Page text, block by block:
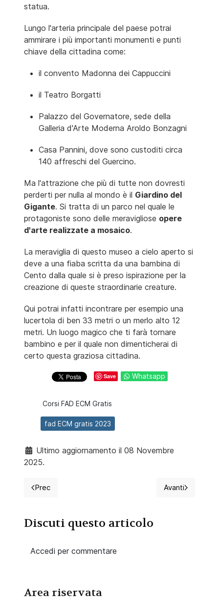
statua.
Lungo l'arteria principale del paese potrai
ammirare i più importanti monumenti e punti
chiave della cittadina come:
il convento Madonna dei Cappuccini
il Teatro Borgatti
Palazzo del Governatore, sede della
Galleria d'Arte Moderna Aroldo Bonzagni
Casa Pannini, dove sono custoditi circa
140 affreschi del Guercino.
Ma l'attrazione che più di tutte non dovresti
perderti per nulla al mondo è il Giardino del
Gigante. Si tratta di un parco nel quale le
protagoniste sono delle meravigliose opere
d'arte realizzate a mosaico.
La meraviglia di questo museo a cielo aperto si
deve a una fiaba scritta da una bambina di
Cento dalla quale si è preso ispirazione per la
creazione di queste straordinarie creature.
Qui potrai infatti incontrare per esempio una
lucertola di ben 33 metri o un merlo alto 12
metri. Un luogo magico che ti farà tornare
bambino e per il quale non dimenticherai di
certo questa graziosa cittadina.
Save Whatsapp
Corsi FAD ECM Gratis
fad ECM gratis 2023
Ultimo aggiornamento il 08 Novembre
2025.
Articolo precedente: XIV Congresso Nazionale
Prec Articolo
Avanti
Discuti questo articolo
Accedi per commentare
Area riservata